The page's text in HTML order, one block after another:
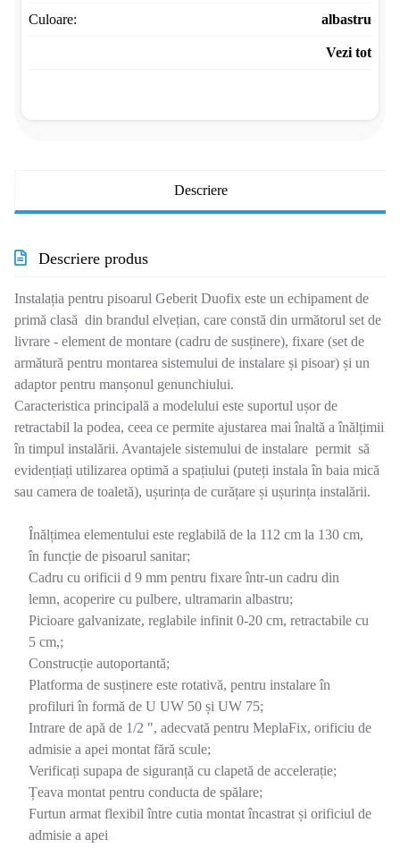
Culoare: albastru
Vezi tot
Descriere
Descriere produs
Instalația pentru pisoarul Geberit Duofix este un echipament de
primă clasă din brandul elvețian, care constă din următorul set de
livrare - element de montare (cadru de susținere), fixare (set de
armătură pentru montarea sistemului de instalare și pisoar) și un
adaptor pentru manșonul genunchiului.
Caracteristica principală a modelului este suportul ușor de
retractabil la podea, ceea ce permite ajustarea mai înaltă a înălțimii
în timpul instalării. Avantajele sistemului de instalare permit să
evidențiați utilizarea optimă a spațiului (puteți instala în baia mică
sau camera de toaletă), ușurința de curățare și ușurința instalării.
Înălțimea elementului este reglabilă de la 112 cm la 130 cm,
în funcție de pisoarul sanitar;
Cadru cu orificii d 9 mm pentru fixare într-un cadru din
lemn, acoperire cu pulbere, ultramarin albastru;
Picioare galvanizate, reglabile infinit 0-20 cm, retractabile cu
5 cm,;
Construcție autoportantă;
Platforma de susținere este rotativă, pentru instalare în
profiluri în formă de U UW 50 și UW 75;
Intrare de apă de 1/2 ", adecvată pentru MeplaFix, orificiu de
admisie a apei montat fără scule;
Verificați supapa de siguranță cu clapetă de accelerație;
Țeava montat pentru conducta de spălare;
Furtun armat flexibil între cutia montat încastrat și orificiul de
admisie a apei